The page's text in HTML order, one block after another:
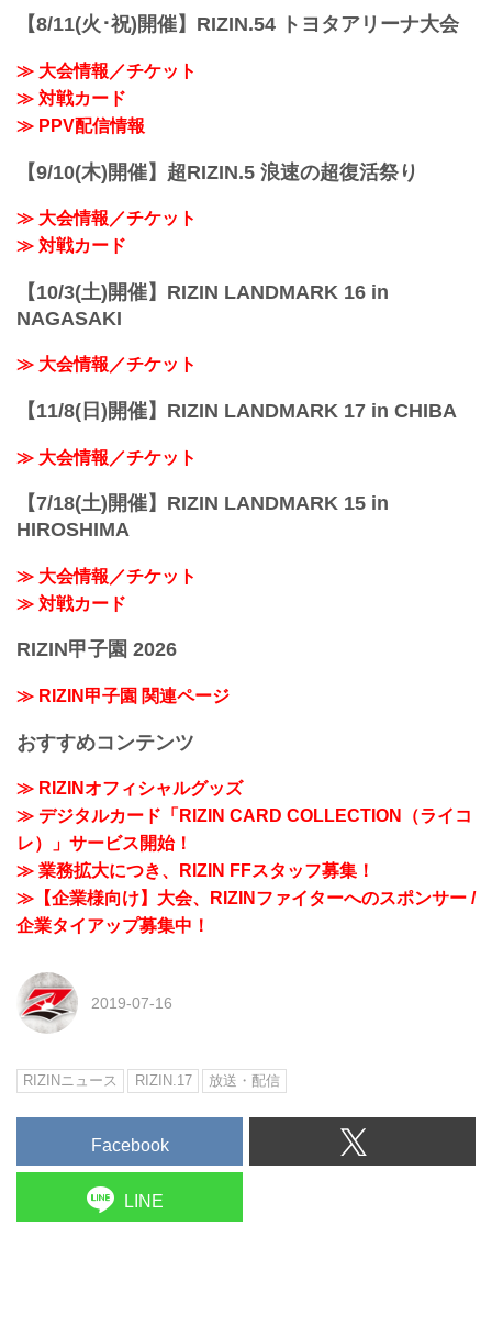
【8/11(火･祝)開催】RIZIN.54 トヨタアリーナ大会
≫ 大会情報／チケット
≫ 対戦カード
≫ PPV配信情報
【9/10(木)開催】超RIZIN.5 浪速の超復活祭り
≫ 大会情報／チケット
≫ 対戦カード
【10/3(土)開催】RIZIN LANDMARK 16 in
NAGASAKI
≫ 大会情報／チケット
【11/8(日)開催】RIZIN LANDMARK 17 in CHIBA
≫ 大会情報／チケット
【7/18(土)開催】RIZIN LANDMARK 15 in
HIROSHIMA
≫ 大会情報／チケット
≫ 対戦カード
RIZIN甲子園 2026
≫ RIZIN甲子園 関連ページ
おすすめコンテンツ
≫ RIZINオフィシャルグッズ
≫ デジタルカード「RIZIN CARD COLLECTION（ライコ
レ）」サービス開始！
≫ 業務拡大につき、RIZIN FFスタッフ募集！
≫【企業様向け】大会、RIZINファイターへのスポンサー /
企業タイアップ募集中！
2019-07-16
RIZINニュース RIZIN.17 放送・配信
Facebook
LINE